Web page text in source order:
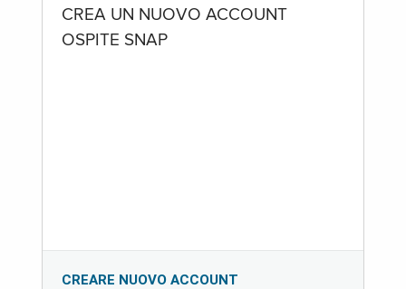
CREA UN NUOVO ACCOUNT
OSPITE SNAP
CREARE NUOVO ACCOUNT